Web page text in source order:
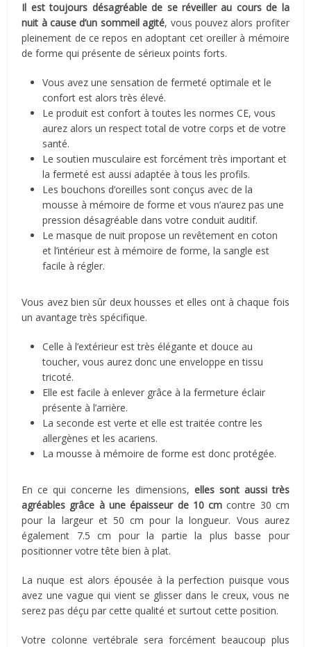
Il est toujours désagréable de se réveiller au cours de la
nuit à cause d’un sommeil agité, vous pouvez alors profiter
pleinement de ce repos en adoptant cet oreiller à mémoire
de forme qui présente de sérieux points forts.
Vous avez une sensation de fermeté optimale et le
confort est alors très élevé.
Le produit est confort à toutes les normes CE, vous
aurez alors un respect total de votre corps et de votre
santé.
Le soutien musculaire est forcément très important et
la fermeté est aussi adaptée à tous les profils.
Les bouchons d’oreilles sont conçus avec de la
mousse à mémoire de forme et vous n’aurez pas une
pression désagréable dans votre conduit auditif.
Le masque de nuit propose un revêtement en coton
et l’intérieur est à mémoire de forme, la sangle est
facile à régler.
Vous avez bien sûr deux housses et elles ont à chaque fois
un avantage très spécifique.
Celle à l’extérieur est très élégante et douce au
toucher, vous aurez donc une enveloppe en tissu
tricoté.
Elle est facile à enlever grâce à la fermeture éclair
présente à l’arrière.
La seconde est verte et elle est traitée contre les
allergènes et les acariens.
La mousse à mémoire de forme est donc protégée.
En ce qui concerne les dimensions, elles sont aussi très
agréables grâce à une épaisseur de 10 cm contre 30 cm
pour la largeur et 50 cm pour la longueur. Vous aurez
également 7.5 cm pour la partie la plus basse pour
positionner votre tête bien à plat.
La nuque est alors épousée à la perfection puisque vous
avez une vague qui vient se glisser dans le creux, vous ne
serez pas déçu par cette qualité et surtout cette position.
Votre colonne vertébrale sera forcément beaucoup plus